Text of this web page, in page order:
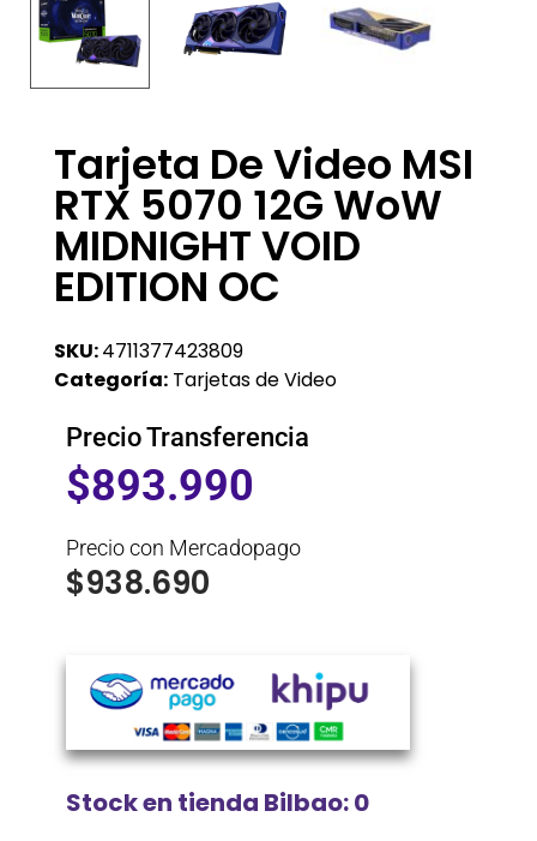
Tarjeta De Video MSI
RTX 5070 12G WoW
MIDNIGHT VOID
EDITION OC
SKU:4711377423809
Categoría: Tarjetas de Video
Precio Transferencia
$893.990
Precio con Mercadopago
$938.690
Stock en tienda Bilbao: 0